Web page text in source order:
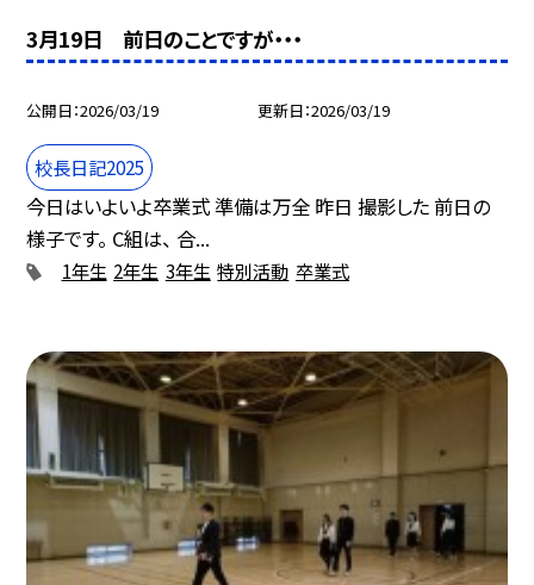
3月19日 前日のことですが・・・
公開日 2026/03/19 更新日 2026/03/19
校長日記2025
今日はいよいよ卒業式 準備は万全 昨日 撮影した 前日の
様子です。 C組は、 合...
1年生 2年生 3年生 特別活動 卒業式